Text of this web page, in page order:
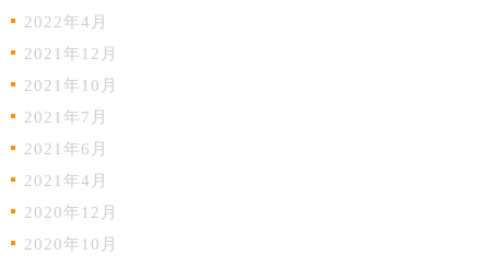
2022年4月
2021年12月
2021年10月
2021年7月
2021年6月
2021年4月
2020年12月
2020年10月